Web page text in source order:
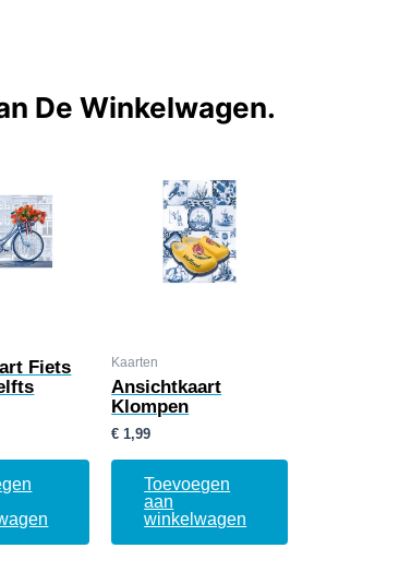
De Winkelwagen.
Fiets
Kaarten
Ansichtkaart
Klompen
€ 1,99
Toevoegen
aan
winkelwagen